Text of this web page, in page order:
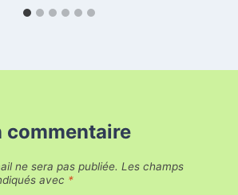
commentaire
ne sera pas publiée. Les champs
avec *